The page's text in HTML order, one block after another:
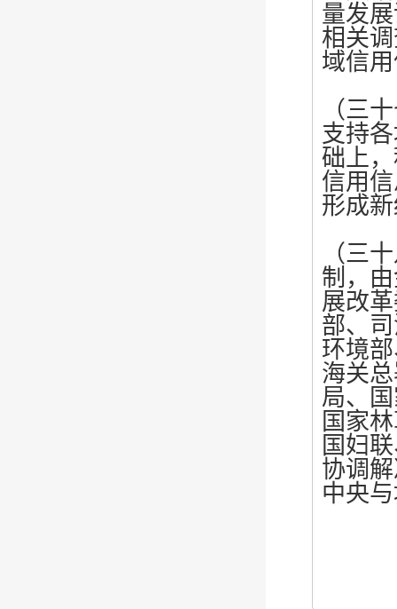
量发
相关
域信
（三
支持
础上
信用
形成
（三
制，
展改
部、
环境
海关
局、
国家
国妇
协调
中央